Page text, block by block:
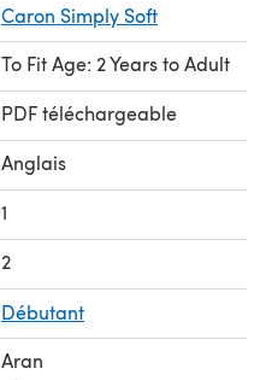
Caron Simply Soft
To Fit Age: 2 Years to Adult
PDF téléchargeable
Anglais
1
2
Débutant
Aran